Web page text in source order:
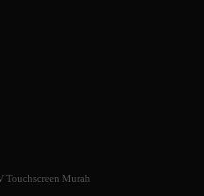
Touchscreen Murah